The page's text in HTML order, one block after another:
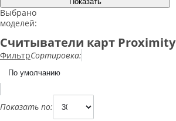
Выбрано
моделей:
Считыватели карт Proximity
ФильтрСортировка:
Показать по: